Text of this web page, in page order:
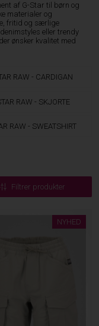
af G-Star til børn og
materialer og
fritid og særlige
eller trendy
ønsker kvalitet med
RAW - CARDIGAN
RAW - SKJORTE
RAW - SWEATSHIRT
Filtrer produkter
NYHED